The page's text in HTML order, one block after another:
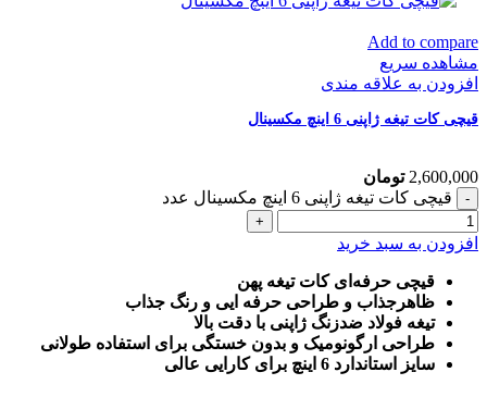
Add to compare
مشاهده سریع
افزودن به علاقه مندی
قیچی کات تیغه ژاپنی 6 اینچ مکسینال
2,600,000 تومان
قیچی کات تیغه ژاپنی 6 اینچ مکسینال عدد
افزودن به سبد خرید
قیچی حرفه‌ای کات تیغه پهن
ظاهرجذاب و طراحی حرفه ایی و رنگ جذاب
تیغه فولاد ضدزنگ ژاپنی با دقت بالا
طراحی ارگونومیک و بدون خستگی برای استفاده طولانی
سایز استاندارد 6 اینچ برای کارایی عالی